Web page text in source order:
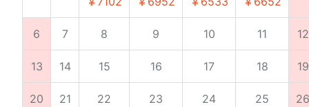
6 7 8 9 10 11 12
13 14 15 16 17 18 19
20 21 22 23 24 25 26